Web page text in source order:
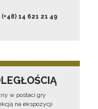
14 621 21 49
w postaci gry
na ekspozycji